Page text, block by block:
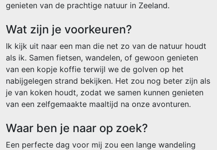
genieten van de prachtige natuur in Zeeland.
Wat zijn je voorkeuren?
Ik kijk uit naar een man die net zo van de natuur houdt
als ik. Samen fietsen, wandelen, of gewoon genieten
van een kopje koffie terwijl we de golven op het
nabijgelegen strand bekijken. Het zou nog beter zijn als
je van koken houdt, zodat we samen kunnen genieten
van een zelfgemaakte maaltijd na onze avonturen.
Waar ben je naar op zoek?
Een perfecte dag voor mij zou een lange wandeling